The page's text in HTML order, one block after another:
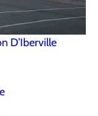
D’Iberville